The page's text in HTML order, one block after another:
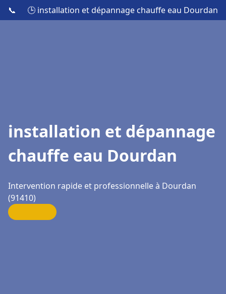
📞 🕒 installation et dépannage chauffe eau Dourdan
installation et dépannage
chauffe eau Dourdan
Intervention rapide et professionnelle à Dourdan
(91410)